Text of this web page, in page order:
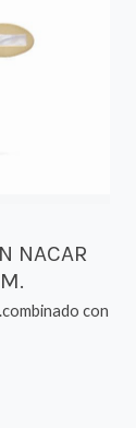
NACAR
con